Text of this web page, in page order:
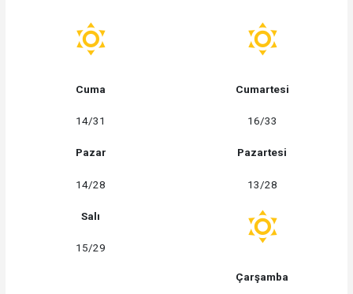
Cuma
14/31
Cumartesi
16/33
Pazar
14/28
Pazartesi
13/28
Salı
15/29
Çarşamba